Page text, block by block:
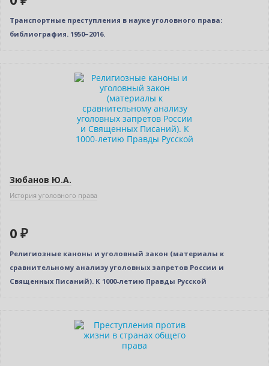
Транспортные преступления в науке уголовного права:
библиография. 1950–2016.
Зюбанов Ю.А.
История уголовного права
0 ₽
Религиозные каноны и уголовный закон (материалы к
сравнительному анализу уголовных запретов России и
Священных Писаний). К 1000-летию Правды Русской